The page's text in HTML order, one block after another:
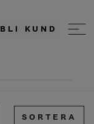
BLI KUND
SORTERA